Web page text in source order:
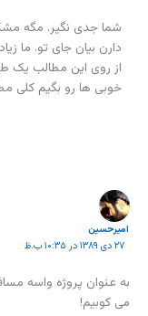
شما جدی نگیر. مگه
دارن بیان جای تو. ما
از روی این مطالب یک
خوبی ها رو بگیم کلی
امیرحسین
۲۷ دی ۱۳۸۹ در ۱۰:۳۵ ب.ظ
به عنوان پروژه واسه
می کوبیم!